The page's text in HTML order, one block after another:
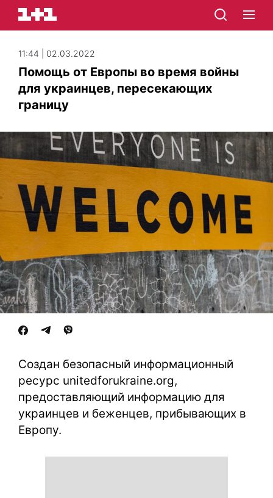
11:44 | 02.03.2022
Помощь от Европы во время войны
для украинцев, пересекающих
границу
Создан безопасный информационный
ресурс unitedforukraine.org,
предоставляющий информацию для
украинцев и беженцев, прибывающих в
Европу.